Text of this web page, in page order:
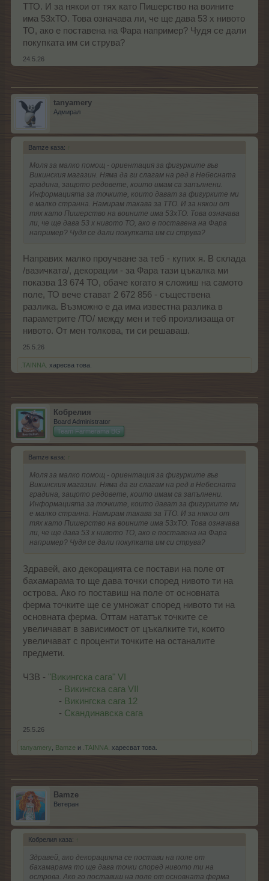
ТТО. И за някои от тях като Пишерство на воините
има 53хТО. Това означава ли, че ще дава 53 х нивото
ТО, ако е поставена на Фара например? Чудя се дали
покупката им си струва?
24.5.26
tanyamery
Адмирал
Bamze каза: ↑
Моля за малко помощ - ориентация за фигурките във
Викинския магазин. Няма да ги слагам на ред в Небесната
градина, защото редовете, които имам са запълнени.
Информацията за точките, които дават за фигурките ми
е малко странна. Намирам такава за ТТО. И за някои от
тях като Пишерство на воините има 53хТО. Това означава
ли, че ще дава 53 х нивото ТО, ако е поставена на Фара
например? Чудя се дали покупката им си струва?
Направих малко проучване за теб - купих я. В склада
/вазичката/, декорации - за Фара тази цъкалка ми
показва 13 674 ТО, обаче когато я сложиш на самото
поле, ТО вече стават 2 672 856 - съществена
разлика. Възможно е да има известна разлика в
параметрите /ТО/ между мен и теб произлизаща от
нивото. От мен толкова, ти си решаваш.
25.5.26
.TAINNA. харесва това.
Кобрелия
Board Administrator
Team Farmerama BG
Bamze каза: ↑
Моля за малко помощ - ориентация за фигурките във
Викинския магазин. Няма да ги слагам на ред в Небесната
градина, защото редовете, които имам са запълнени.
Информацията за точките, които дават за фигурките ми
е малко странна. Намирам такава за ТТО. И за някои от
тях като Пишерство на воините има 53хТО. Това означава
ли, че ще дава 53 х нивото ТО, ако е поставена на Фара
например? Чудя се дали покупката им си струва?
Здравей, ако декорацията се постави на поле от
бахамарама то ще дава точки според нивото ти на
острова. Ако го поставиш на поле от основната
ферма точките ще се умножат според нивото ти на
основната ферма. Оттам нататък точките се
увеличават в зависимост от цъкалките ти, които
увеличават с проценти точките на останалите
предмети.
ЧЗВ - "Викингска сага" VI
- Викингска сага VII
- Викингска сага 12
- Скандинавска сага
25.5.26
tanyamery Bamze и .TAINNA. харесват това.
Bamze
Ветеран
Кобрелия каза: ↑
Здравей, ако декорацията се постави на поле от
бахамарама то ще дава точки според нивото ти на
острова. Ако го поставиш на поле от основната ферма